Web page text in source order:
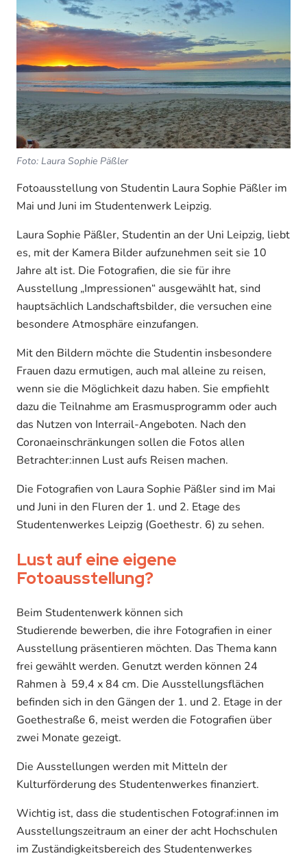
Foto: Laura Sophie Päßler
Fotoausstellung von Studentin Laura Sophie Päßler im
Mai und Juni im Studentenwerk Leipzig.
Laura Sophie Päßler, Studentin an der Uni Leipzig, liebt
es, mit der Kamera Bilder aufzunehmen seit sie 10
Jahre alt ist. Die Fotografien, die sie für ihre
Ausstellung „Impressionen“ ausgewählt hat, sind
hauptsächlich Landschaftsbilder, die versuchen eine
besondere Atmosphäre einzufangen.
Mit den Bildern möchte die Studentin insbesondere
Frauen dazu ermutigen, auch mal alleine zu reisen,
wenn sie die Möglichkeit dazu haben. Sie empfiehlt
dazu die Teilnahme am Erasmusprogramm oder auch
das Nutzen von Interrail-Angeboten. Nach den
Coronaeinschränkungen sollen die Fotos allen
Betrachter:innen Lust aufs Reisen machen.
Die Fotografien von Laura Sophie Päßler sind im Mai
und Juni in den Fluren der 1. und 2. Etage des
Studentenwerkes Leipzig (Goethestr. 6) zu sehen.
Lust auf eine eigene
Fotoausstellung?
Beim Studentenwerk können sich
Studierende bewerben, die ihre Fotografien in einer
Ausstellung präsentieren möchten. Das Thema kann
frei gewählt werden. Genutzt werden können 24
Rahmen à 59,4 x 84 cm. Die Ausstellungsflächen
befinden sich in den Gängen der 1. und 2. Etage in der
Goethestraße 6, meist werden die Fotografien über
zwei Monate gezeigt.
Die Ausstellungen werden mit Mitteln der
Kulturförderung des Studentenwerkes finanziert.
Wichtig ist, dass die studentischen Fotograf:innen im
Ausstellungszeitraum an einer der acht Hochschulen
im Zuständigkeitsbereich des Studentenwerkes